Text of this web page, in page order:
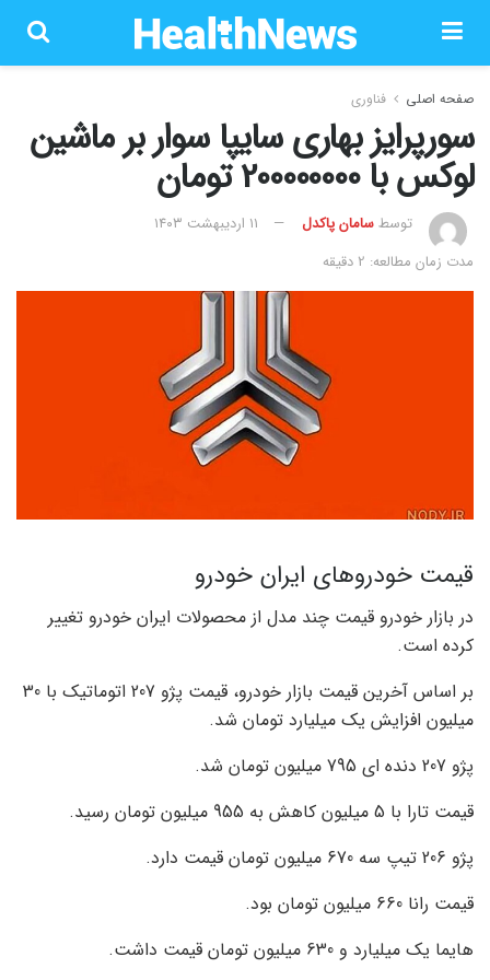
صفحه اصلی فناوری
سورپرایز بهاری سایپا سوار بر ماشین
لوکس با 200000000 تومان
توسطسامان پاکدل
۱۱ اردیبهشت ۱۴۰۳
مدت زمان مطالعه: 2 دقیقه
قیمت خودروهای ایران خودرو
در بازار خودرو قیمت چند مدل از محصولات ایران خودرو تغییر
کرده است.
بر اساس آخرین قیمت بازار خودرو، قیمت پژو 207 اتوماتیک با 30
میلیون افزایش یک میلیارد تومان شد.
پژو 207 دنده ای 795 میلیون تومان شد.
قیمت تارا با 5 میلیون کاهش به 955 میلیون تومان رسید.
پژو 206 تیپ سه 670 میلیون تومان قیمت دارد.
قیمت رانا 660 میلیون تومان بود.
هایما یک میلیارد و 630 میلیون تومان قیمت داشت.